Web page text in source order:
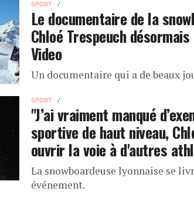
SPORT
Le documentaire de la
Chloé Trespeuch
Video
Un documentaire qui a de beaux
SPORT
"J’ai vraiment manqué
sportive de haut niveau,
ouvrir la voie à d'autres
La snowboardeuse lyonnaise se
événement.